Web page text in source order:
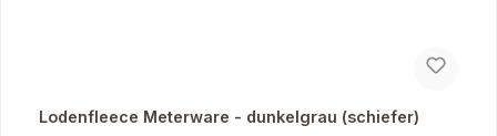
Lodenfleece Meterware - dunkelgrau (schiefer)